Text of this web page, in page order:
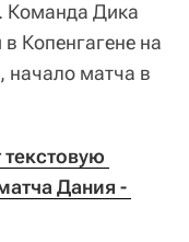
Команда Дика
Копенгагене на
начало матча в
Дания -